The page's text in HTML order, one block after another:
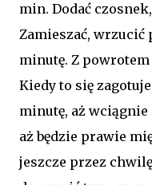
min. Dodać
Zamieszać, wrzucić
minutę. Z powrotem
Kiedy to się
minutę, aż
aż będzie prawie
jeszcze przez